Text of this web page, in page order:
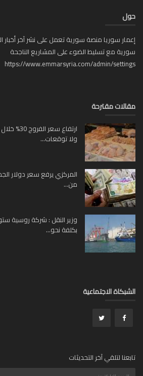
سوريا منصة سورية تعمل على نشر آخر أخبار
مع تسليط الضوء على المشاريع الناجحة
https://www.emmarsyria.com/admin/
مقترحة
ارتفاع سعر الفروج
ولا توقعات...
من...
وزير النقل : شركة روسية
بكلفة نحو...
الاجتماعية
لتلقي آخر التحديثات